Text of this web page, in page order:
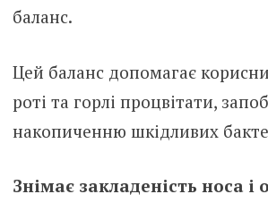
баланс.
Цей баланс допомагає
роті та горлі процвітати,
накопиченню шкідливих
Знімає закладеність носа і